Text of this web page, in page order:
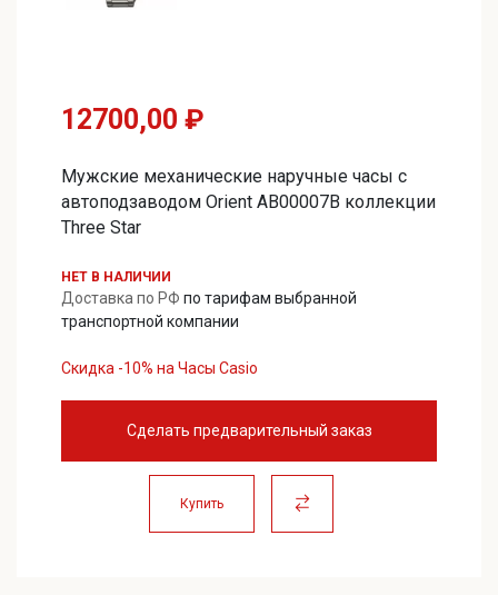
12700,00 ₽
Мужские механические наручные часы с
автоподзаводом Orient AB00007B коллекции
Three Star
НЕТ В НАЛИЧИИ
Доставка по РФ по тарифам выбранной
транспортной компании
Скидка -10% на Часы Casio
Сделать предварительный заказ
Купить